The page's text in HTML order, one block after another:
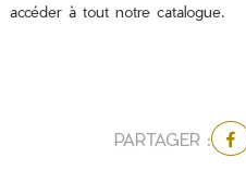
accéder à tout notre catalogue.
PARTAGER :